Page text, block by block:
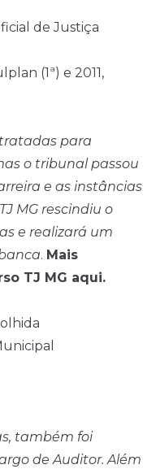
de Justiça
(1ª) e 2011,
para
o tribunal passou
e as instâncias
MG rescindiu o
e realizará um
. Mais
TJ MG aqui.
também foi
de Auditor. Além